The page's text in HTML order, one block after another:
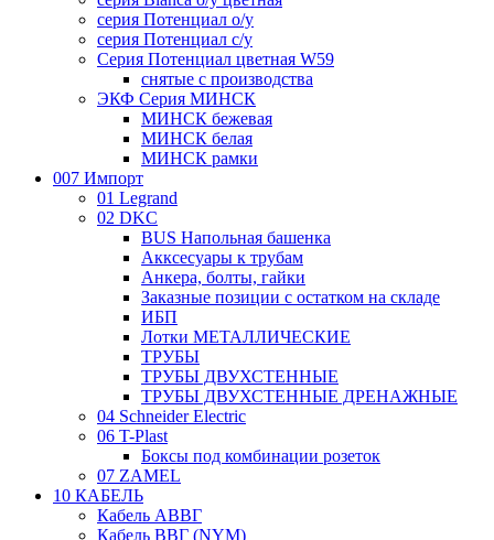
серия Потенциал о/у
серия Потенциал с/у
Серия Потенциал цветная W59
снятые с производства
ЭКФ Серия МИНСК
МИНСК бежевая
МИНСК белая
МИНСК рамки
007 Импорт
01 Legrand
02 DKC
BUS Напольная башенка
Акксесуары к трубам
Анкера, болты, гайки
Заказные позиции с остатком на складе
ИБП
Лотки МЕТАЛЛИЧЕСКИЕ
ТРУБЫ
ТРУБЫ ДВУХСТЕННЫЕ
ТРУБЫ ДВУХСТЕННЫЕ ДРЕНАЖНЫЕ
04 Schneider Electric
06 T-Plast
Боксы под комбинации розеток
07 ZAMEL
10 КАБЕЛЬ
Кабель АВВГ
Кабель ВВГ (NYM)